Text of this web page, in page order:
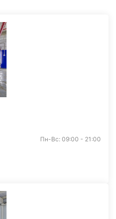
Пн-Вс: 09:00 - 21:00